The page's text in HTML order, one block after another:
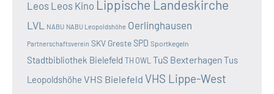
Leos Leos Kino Lippische Landeskirche
LVL NABU NABU Leopoldshöhe Oerlinghausen
Partnerschaftsverein SKV GresteSPD Sportkegeln
Stadtbibliothek Bielefeld TH OWL TuS BexterhagenTus
Leopoldshöhe VHS Bielefeld VHS Lippe-West